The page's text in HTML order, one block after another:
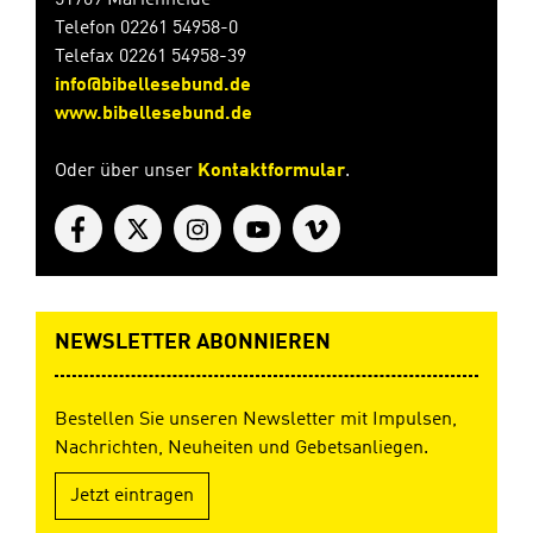
Telefon 02261 54958-0
Telefax 02261 54958-39
info@bibellesebund.de
www.bibellesebund.de
Oder über unser Kontaktformular.
NEWSLETTER ABONNIEREN
Bestellen Sie unseren Newsletter mit Impulsen,
Nachrichten, Neuheiten und Gebetsanliegen.
Jetzt eintragen